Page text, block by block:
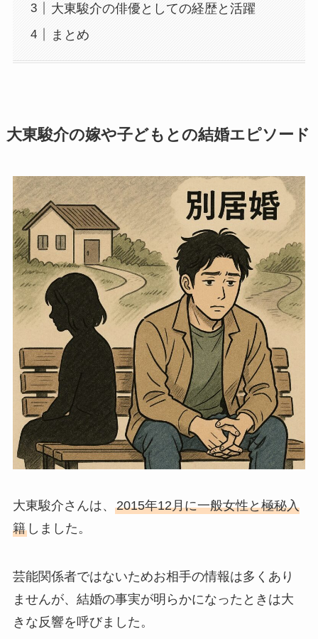
大東駿介の俳優としての経歴と活躍
まとめ
大東駿介の嫁や子どもとの結婚エピソード
大東駿介さんは、 2015年12月に一般女性と極秘入
籍しました。
芸能関係者ではないためお相手の情報は多くあり
ませんが、結婚の事実が明らかになったときは大
きな反響を呼びました。